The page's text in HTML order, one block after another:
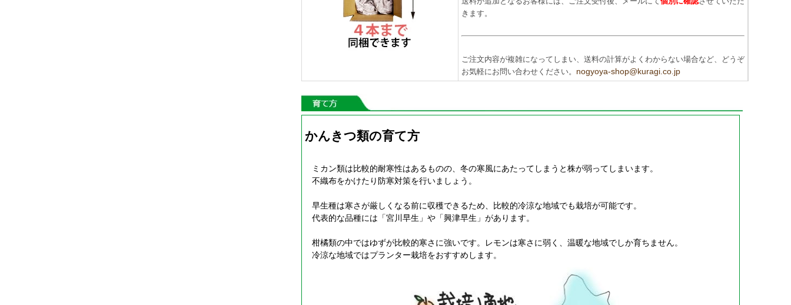
きます。
ご注文内容が複雑になってしまい、送料の計算がよくわからない場合など、どうぞ
お気軽にお問い合わせください。 nogyoya-shop@kuragi.co.jp
かんきつ類の育て方
ミカン類は比較的耐寒性はあるものの、冬の寒風にあたってしまうと株が弱ってしまいます。
不織布をかけたり防寒対策を行いましょう。
早生種は寒さが厳しくなる前に収穫できるため、比較的冷涼な地域でも栽培が可能です。
代表的な品種には「宮川早生」や「興津早生」があります。
柑橘類の中ではゆずが比較的寒さに強いです。レモンは寒さに弱く、温暖な地域でしか育ちません。
冷涼な地域ではプランター栽培をおすすめします。